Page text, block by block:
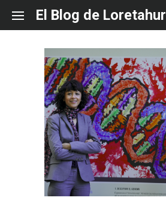
content
El Blog de Loretahur